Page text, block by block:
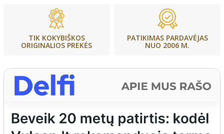
TIK KOKYBIŠKOS
ORIGINALIOS PREKĖS
PATIKIMAS PARDAVĖJAS
NUO 2006 M.